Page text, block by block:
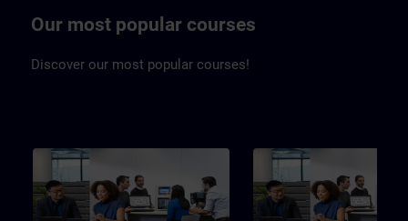
Our most popular courses
Discover our most popular courses!